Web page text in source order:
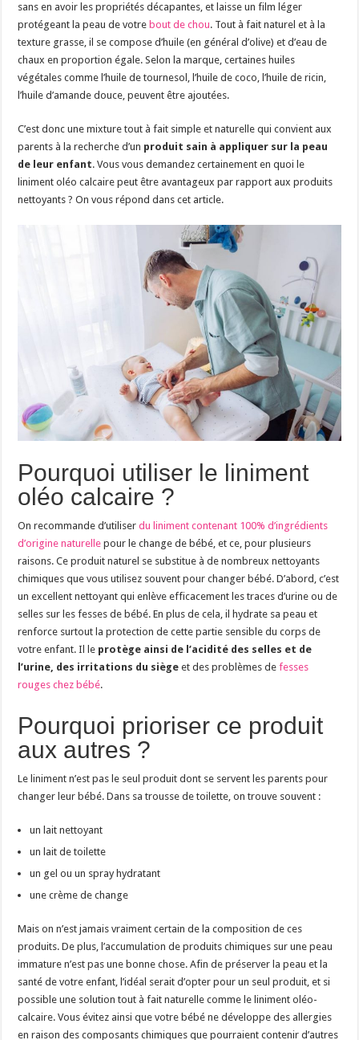
sans en avoir les propriétés décapantes, et laisse un film léger
protégeant la peau de votre bout de chou. Tout à fait naturel et à la
texture grasse, il se compose d’huile (en général d’olive) et d’eau de
chaux en proportion égale. Selon la marque, certaines huiles
végétales comme l’huile de tournesol, l’huile de coco, l’huile de ricin,
l’huile d’amande douce, peuvent être ajoutées.
C’est donc une mixture tout à fait simple et naturelle qui convient aux
parents à la recherche d’un produit sain à appliquer sur la peau
de leur enfant. Vous vous demandez certainement en quoi le
liniment oléo calcaire peut être avantageux par rapport aux produits
nettoyants ? On vous répond dans cet article.
Pourquoi utiliser le liniment
oléo calcaire ?
On recommande d’utiliserdu liniment contenant 100% d’ingrédients
d’origine naturelle pour le change de bébé, et ce, pour plusieurs
raisons. Ce produit naturel se substitue à de nombreux nettoyants
chimiques que vous utilisez souvent pour changer bébé. D’abord, c’est
un excellent nettoyant qui enlève efficacement les traces d’urine ou de
selles sur les fesses de bébé. En plus de cela, il hydrate sa peau et
renforce surtout la protection de cette partie sensible du corps de
votre enfant. Il le protège ainsi de l’acidité des selles et de
l’urine, des irritations du siègeet des problèmes defesses
rouges chez bébé.
Pourquoi prioriser ce produit
aux autres ?
Le liniment n’est pas le seul produit dont se servent les parents pour
changer leur bébé. Dans sa trousse de toilette, on trouve souvent :
un lait nettoyant
un lait de toilette
un gel ou un spray hydratant
une crème de change
Mais on n’est jamais vraiment certain de la composition de ces
produits. De plus, l’accumulation de produits chimiques sur une peau
immature n’est pas une bonne chose. Afin de préserver la peau et la
santé de votre enfant, l’idéal serait d’opter pour un seul produit, et si
possible une solution tout à fait naturelle comme le liniment oléo-
calcaire. Vous évitez ainsi que votre bébé ne développe des allergies
en raison des composants chimiques que pourraient contenir d’autres